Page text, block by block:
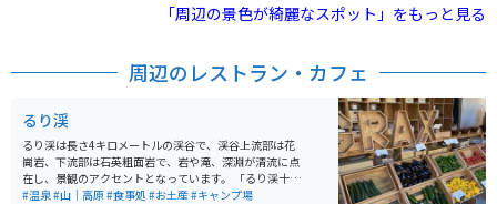
「周辺の景色が綺麗なスポット」をもっと見る
周辺のレストラン・カフェ
るり渓
るり渓は長さ4キロメートルの渓谷で、渓谷上流部は花
崗岩、下流部は石英粗面岩で、岩や滝、深淵が清流に点
在し、景観のアクセントとなっています。 「るり渓十二
勝」には、玉走盤や双龍渕など特徴ある名前がつけられ
#温泉#山｜高原#食事処 #お土産#キャンプ場